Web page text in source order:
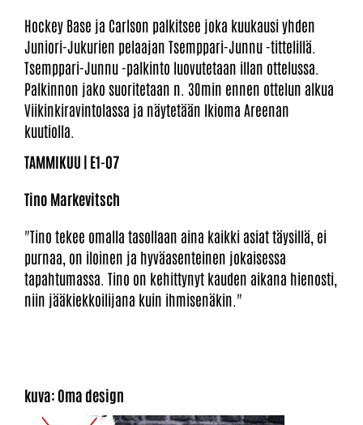
Hockey Base ja Carlson palkitsee joka kuukausi yhden
Juniori-Jukurien pelaajan Tsemppari-Junnu -tittelillä.
Tsemppari-Junnu -palkinto luovutetaan illan ottelussa.
Palkinnon jako suoritetaan n. 30min ennen ottelun alkua
Viikinkiravintolassa ja näytetään Ikioma Areenan
kuutiolla.
TAMMIKUU | E1-07
Tino Markevitsch​​​​​​​
"Tino tekee omalla tasollaan aina kaikki asiat täysillä, ei
purnaa, on iloinen ja hyväasenteinen jokaisessa
tapahtumassa. Tino on kehittynyt kauden aikana hienosti,
niin jääkiekkoilijana kuin ihmisenäkin."
kuva: Oma design